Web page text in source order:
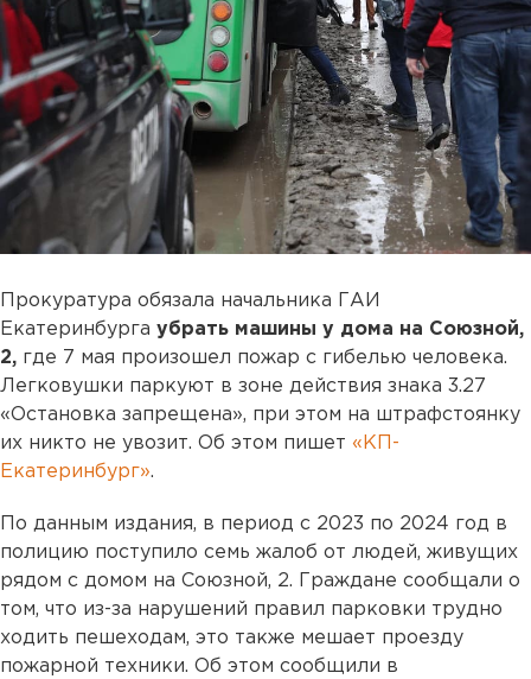
Прокуратура обязала начальника ГАИ
Екатеринбурга убрать машины у дома на Союзной,
2, где 7 мая произошел пожар с гибелью человека.
Легковушки паркуют в зоне действия знака 3.27
«Остановка запрещена», при этом на штрафстоянку
их никто не увозит. Об этом пишет «КП-
Екатеринбург».
По данным издания, в период с 2023 по 2024 год в
полицию поступило семь жалоб от людей, живущих
рядом с домом на Союзной, 2. Граждане сообщали о
том, что из-за нарушений правил парковки трудно
ходить пешеходам, это также мешает проезду
пожарной техники. Об этом сообщили в